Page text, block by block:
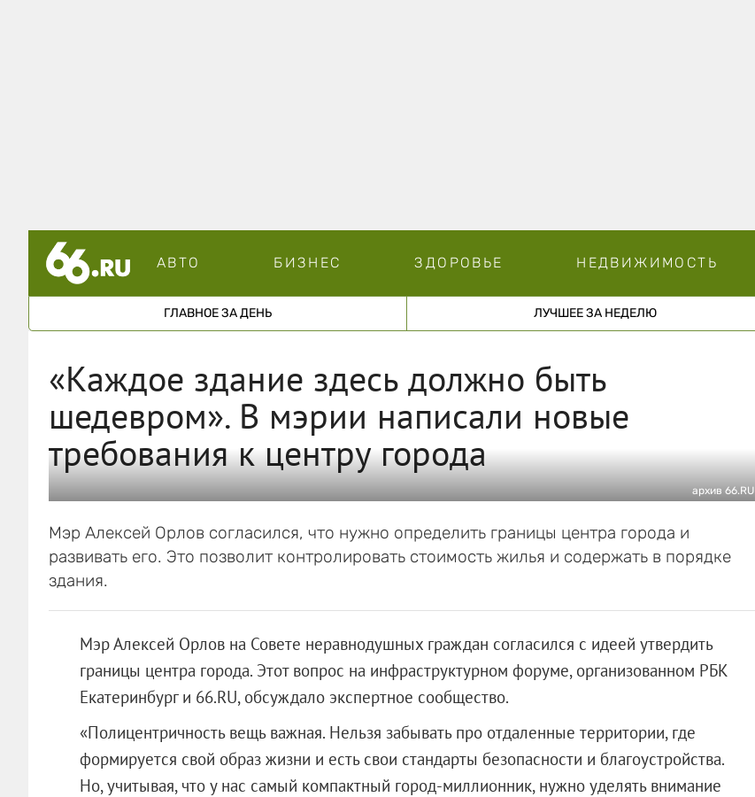
АВТО БИЗНЕС ЗДОРОВЬЕ НЕДВИЖИМОСТЬ
ГЛАВНОЕ ЗА ДЕНЬ ЛУЧШЕЕ ЗА НЕДЕЛЮ
«Каждое здание здесь должно быть
шедевром». В мэрии написали новые
требования к центру города
архив 66.RU
Мэр Алексей Орлов согласился, что нужно определить границы центра города и
развивать его. Это позволит контролировать стоимость жилья и содержать в порядке
здания.
Мэр Алексей Орлов на Совете неравнодушных граждан согласился с идеей утвердить
границы центра города. Этот вопрос на инфраструктурном форуме, организованном РБК
Екатеринбург и 66.RU, обсуждало экспертное сообщество.
«Полицентричность вещь важная. Нельзя забывать про отдаленные территории, где
формируется свой образ жизни и есть свои стандарты безопасности и благоустройства.
Но, учитывая, что у нас самый компактный город-миллионник, нужно уделять внимание